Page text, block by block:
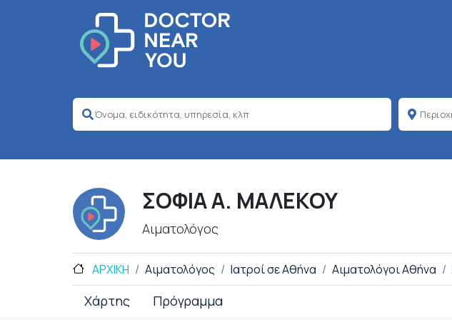
ΣΟΦΙΑ Α. ΜΑΛΕΚΟΥ
Αιματολόγος
ΑΡΧΙΚΗ Αιματολόγος Ιατροί σε Αθήνα Αιματολόγοι Αθήνα
Χάρτης Πρόγραμμα